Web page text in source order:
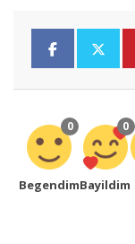
0
Begendim
0
Bayildim